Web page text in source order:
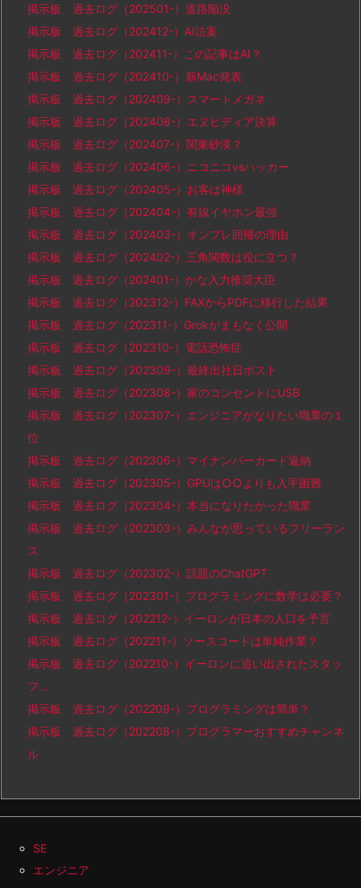
掲示板 過去ログ（202501-）道路陥没
掲示板 過去ログ（202412-）AI法案
掲示板 過去ログ（202411-）この記事はAI？
掲示板 過去ログ（202410-）新Mac発表
掲示板 過去ログ（202409-）スマートメガネ
掲示板 過去ログ（202408-）エヌビディア決算
掲示板 過去ログ（202407-）関東砂漠？
掲示板 過去ログ（202406-）ニコニコvsハッカー
掲示板 過去ログ（202405-）お客は神様
掲示板 過去ログ（202404-）有線イヤホン最強
掲示板 過去ログ（202403-）オンプレ回帰の理由
掲示板 過去ログ（202402-）三角関数は役に立つ？
掲示板 過去ログ（202401-）かな入力推奨大臣
掲示板 過去ログ（202312-）FAXからPDFに移行した結果
掲示板 過去ログ（202311-）Grokがまもなく公開
掲示板 過去ログ（202310-）電話恐怖症
掲示板 過去ログ（202309-）最終出社日ポスト
掲示板 過去ログ（202308-）家のコンセントにUSB
掲示板 過去ログ（202307-）エンジニアがなりたい職業の１
位
掲示板 過去ログ（202306-）マイナンバーカード返納
掲示板 過去ログ（202305-）GPUは○○よりも入手困難
掲示板 過去ログ（202304-）本当になりたかった職業
掲示板 過去ログ（202303-）みんなが思っているフリーラン
ス
掲示板 過去ログ（202302-）話題のChatGPT
掲示板 過去ログ（202301-）プログラミングに数学は必要？
掲示板 過去ログ（202212-）イーロンが日本の人口を予言
掲示板 過去ログ（202211-）ソースコードは単純作業？
掲示板 過去ログ（202210-）イーロンに追い出されたスタッ
フ…
掲示板 過去ログ（202209-）プログラミングは簡単？
掲示板 過去ログ（202208-）プログラマーおすすめチャンネ
ル
SE
エンジニア